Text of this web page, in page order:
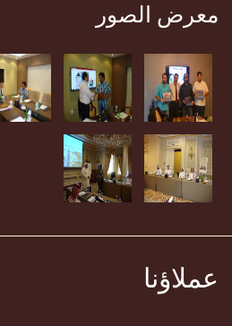
معرض الصور
عملاؤنا